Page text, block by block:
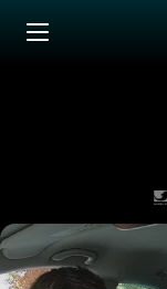
Zum Inhalt